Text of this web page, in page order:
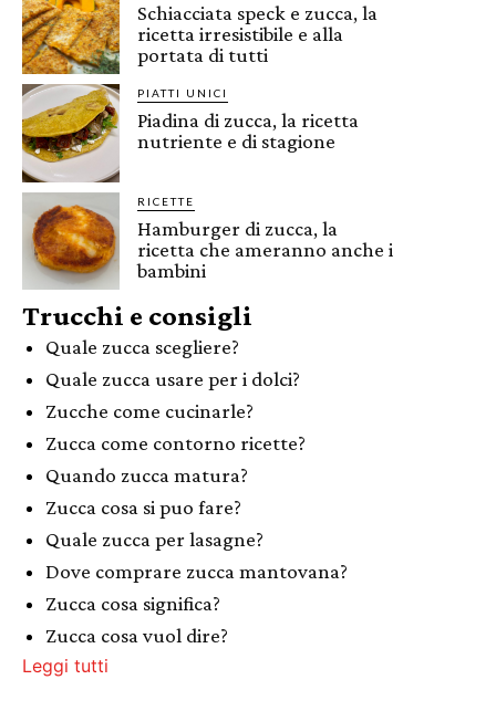
Schiacciata speck e zucca, la
ricetta irresistibile e alla
portata di tutti
PIATTI UNICI
Piadina di zucca, la ricetta
nutriente e di stagione
RICETTE
Hamburger di zucca, la
ricetta che ameranno anche i
bambini
Trucchi e consigli
Quale zucca scegliere?
Quale zucca usare per i dolci?
Zucche come cucinarle?
Zucca come contorno ricette?
Quando zucca matura?
Zucca cosa si puo fare?
Quale zucca per lasagne?
Dove comprare zucca mantovana?
Zucca cosa significa?
Zucca cosa vuol dire?
Leggi tutti